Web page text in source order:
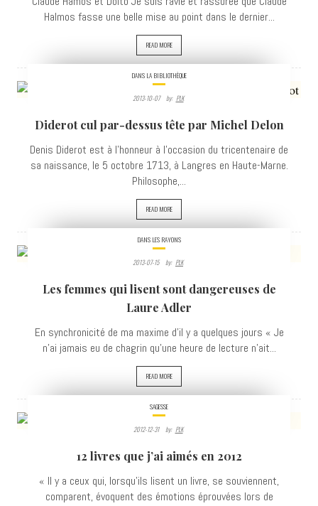
Halmos fasse une belle mise au point dans le dernier...
READ MORE
VIEWS
DANS LA BIBLIOTHÈQUE
2013-10-07 By: PLK
Diderot cul par-dessus tête par Michel Delon
Denis Diderot est à l’honneur à l'occasion du tricentenaire de
sa naissance, le 5 octobre 1713, à Langres en Haute-Marne.
Philosophe,...
READ MORE
DANS LES RAYONS
2013-07-15 By: PLK
Les femmes qui lisent sont dangereuses de
Laure Adler
En synchronicité de ma maxime d'il y a quelques jours « Je
n'ai jamais eu de chagrin qu'une heure de lecture n'ait...
READ MORE
SAGESSE
2012-12-31 By: PLK
12 livres que j’ai aimés en 2012
« Il y a ceux qui, lorsqu'ils lisent un livre, se souviennent,
comparent, évoquent des émotions éprouvées lors de